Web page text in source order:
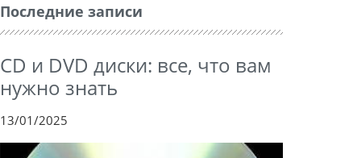
Последние записи
CD и DVD диски: все, что вам
нужно знать
13/01/2025